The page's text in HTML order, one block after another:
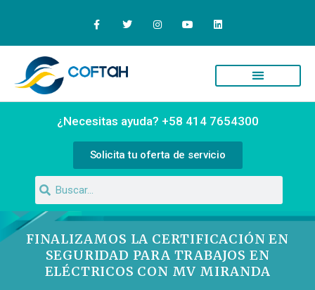
¿Necesitas ayuda? +58 414 7654300
Solicita tu oferta de servicio
FINALIZAMOS LA CERTIFICACIÓN EN
SEGURIDAD PARA TRABAJOS EN
ELÉCTRICOS CON MV MIRANDA